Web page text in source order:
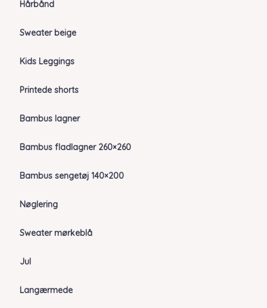
Hårbånd
Sweater beige
Kids Leggings
Printede shorts
Bambus lagner
Bambus fladlagner 260×260
Bambus sengetøj 140×200
Nøglering
Sweater mørkeblå
Jul
Langærmede